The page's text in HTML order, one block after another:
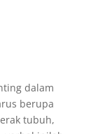
dalam
berupa
tubuh,